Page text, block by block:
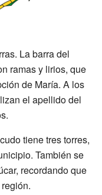
La barra del
ramas y lirios, que
de María. A los
el apellido del
tiene tres torres,
También se
recordando que